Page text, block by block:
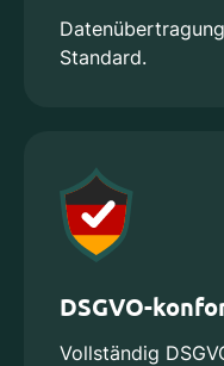
Standard.
DSGVO-
Vollständig